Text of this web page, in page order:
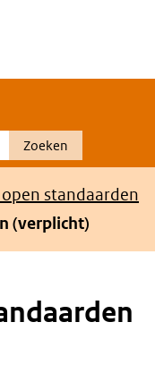
Zoeken
standaarden
(verplicht)